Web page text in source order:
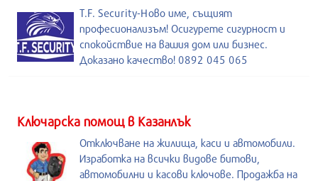
T.F. Security-Ново име, същият
професионализъм! Осигурете сигурност и
спокойствие на вашия дом или бизнес.
Доказано качество! 0892 045 065
Kлючарска помощ в Казанлък
Отключване на жилища, каси и автомобили.
Изработка на всички видове битови,
автомобилни и касови ключове. Продажба на